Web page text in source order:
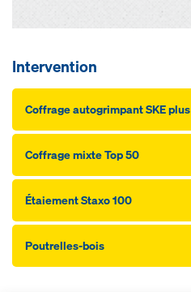
Intervention
Coffrage autogrimpant SKE plus
Coffrage mixte Top 50
Étaiement Staxo 100
Poutrelles-bois